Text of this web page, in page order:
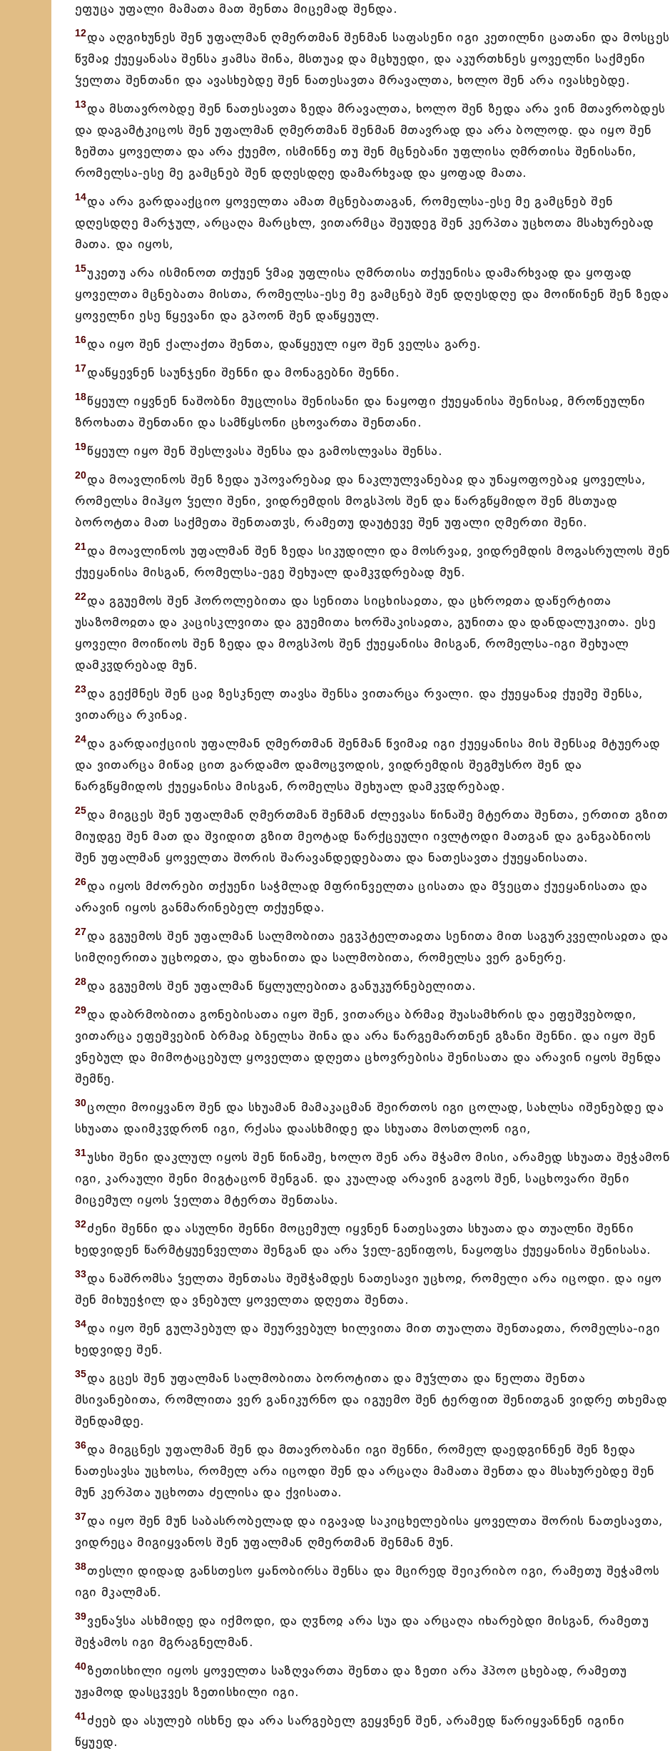
ეფუცა უფალი მამათა მათ შენთა მიცემად შენდა.
12და აღგიხუნეს შენ უფალმან ღმერთმან შენმან საფასენი იგი კეთილნი ცათანი და მოსცეს
წჳმაჲ ქუეყანასა შენსა ჟამსა შინა, მსთუაჲ და მცხუედი, და აკურთხნეს ყოველნი საქმენი
ჴელთა შენთანი და ავასხებდე შენ ნათესავთა მრავალთა, ხოლო შენ არა ივასხებდე.
13და მსთავრობდე შენ ნათესავთა ზედა მრავალთა, ხოლო შენ ზედა არა ვინ მთავრობდეს
და დაგამტკიცოს შენ უფალმან ღმერთმან შენმან მთავრად და არა ბოლოდ. და იყო შენ
ზეშთა ყოველთა და არა ქუემო, ისმინნე თუ შენ მცნებანი უფლისა ღმრთისა შენისანი,
რომელსა-ესე მე გამცნებ შენ დღესდღე დამარხვად და ყოფად მათა.
14და არა გარდააქციო ყოველთა ამათ მცნებათაგან, რომელსა-ესე მე გამცნებ შენ
დღესდღე მარჯულ, არცაღა მარცხლ, ვითარმცა შეუდეგ შენ კერპთა უცხოთა მსახურებად
მათა. და იყოს,
15უკეთუ არა ისმინოთ თქუენ ჴმაჲ უფლისა ღმრთისა თქუენისა დამარხვად და ყოფად
ყოველთა მცნებათა მისთა, რომელსა-ესე მე გამცნებ შენ დღესდღე და მოიწინენ შენ ზედა
ყოველნი ესე წყევანი და გპოონ შენ დაწყეულ.
16და იყო შენ ქალაქთა შენთა, დაწყეულ იყო შენ ველსა გარე.
17დაწყევნენ საუნჯენი შენნი და მონაგებნი შენნი.
18წყეულ იყვნენ ნაშობნი მუცლისა შენისანი და ნაყოფი ქუეყანისა შენისაჲ, მროწეულნი
ზროხათა შენთანი და სამწყსონი ცხოვართა შენთანი.
19წყეულ იყო შენ შესლვასა შენსა და გამოსლვასა შენსა.
20და მოავლინოს შენ ზედა უპოვარებაჲ და ნაკლულვანებაჲ და უნაყოფოებაჲ ყოველსა,
რომელსა მიჰყო ჴელი შენი, ვიდრემდის მოგსპოს შენ და წარგწყმიდო შენ მსთუად
ბოროტთა მათ საქმეთა შენთათჳს, რამეთუ დაუტევე შენ უფალი ღმერთი შენი.
21და მოავლინოს უფალმან შენ ზედა სიკუდილი და მოსრვაჲ, ვიდრემდის მოგასრულოს შენ
ქუეყანისა მისგან, რომელსა-ეგე შეხუალ დამკჳდრებად მუნ.
22და გგუემოს შენ ჰოროლებითა და სენითა სიცხისაჲთა, და ცხროჲთა დაწერტითა
უსაზომოჲთა და კაცისკლვითა და გუემითა ხორშაკისაჲთა, გუნითა და დანდალუკითა. ესე
ყოველი მოიწიოს შენ ზედა და მოგსპოს შენ ქუეყანისა მისგან, რომელსა-იგი შეხუალ
დამკჳდრებად მუნ.
23და გექმნეს შენ ცაჲ ზესკნელ თავსა შენსა ვითარცა რვალი. და ქუეყანაჲ ქუეშე შენსა,
ვითარცა რკინაჲ.
24და გარდაიქციის უფალმან ღმერთმან შენმან წვიმაჲ იგი ქუეყანისა მის შენსაჲ მტუერად
და ვითარცა მიწაჲ ცით გარდამო დამოცჳოდის, ვიდრემდის შეგმუსრო შენ და
წარგწყმიდოს ქუეყანისა მისგან, რომელსა შეხუალ დამკჳდრებად.
25და მიგცეს შენ უფალმან ღმერთმან შენმან ძლევასა წინაშე მტერთა შენთა, ერთით გზით
მიუდგე შენ მათ და შვიდით გზით მეოტად წარქცეული ივლტოდი მათგან და განგაბნიოს
შენ უფალმან ყოველთა შორის შარავანდედებათა და ნათესავთა ქუეყანისათა.
26და იყოს მძორები თქუენი საჭმლად მფრინველთა ცისათა და მჴეცთა ქუეყანისათა და
არავინ იყოს განმარინებელ თქუენდა.
27და გგუემოს შენ უფალმან სალმობითა ეგჳპტელთაჲთა სენითა მით საგურკველისაჲთა და
სიმღიერითა უცხოჲთა, და ფხანითა და სალმობითა, რომელსა ვერ განერე.
28და გგუემოს შენ უფალმან წყლულებითა განუკურნებელითა.
29და დაბრმობითა გონებისათა იყო შენ, ვითარცა ბრმაჲ შუასამხრის და ეფეშვებოდი,
ვითარცა ეფეშვებინ ბრმაჲ ბნელსა შინა და არა წარგემართნენ გზანი შენნი. და იყო შენ
ვნებულ და მიმოტაცებულ ყოველთა დღეთა ცხოვრებისა შენისათა და არავინ იყოს შენდა
შემწე.
30ცოლი მოიყვანო შენ და სხუამან მამაკაცმან შეირთოს იგი ცოლად, სახლსა იშენებდე და
სხუათა დაიმკჳდრონ იგი, რქასა დაასხმიდე და სხუათა მოსთლონ იგი,
31უსხი შენი დაკლულ იყოს შენ წინაშე, ხოლო შენ არა შჭამო მისი, არამედ სხუათა შეჭამონ
იგი, კარაული შენი მიგტაცონ შენგან. და კუალად არავინ გაგოს შენ, საცხოვარი შენი
მიცემულ იყოს ჴელთა მტერთა შენთასა.
32ძენი შენნი და ასულნი შენნი მოცემულ იყვნენ ნათესავთა სხუათა და თუალნი შენნი
ხედვიდენ წარმტყუენველთა შენგან და არა ჴელ-გეწიფოს, ნაყოფსა ქუეყანისა შენისასა.
33და ნაშრომსა ჴელთა შენთასა შეშჭამდეს ნათესავი უცხოჲ, რომელი არა იცოდი. და იყო
შენ მიხუეჭილ და ვნებულ ყოველთა დღეთა შენთა.
34და იყო შენ გულპებულ და შეურვებულ ხილვითა მით თუალთა შენთაჲთა, რომელსა-იგი
ხედვიდე შენ.
35და გცეს შენ უფალმან სალმობითა ბოროტითა და მუჴლთა და წელთა შენთა
მსივანებითა, რომლითა ვერ განიკურნო და იგუემო შენ ტერფით შენითგან ვიდრე თხემად
შენდამდე.
36და მიგცნეს უფალმან შენ და მთავრობანი იგი შენნი, რომელ დაედგინნენ შენ ზედა
ნათესავსა უცხოსა, რომელ არა იცოდი შენ და არცაღა მამათა შენთა და მსახურებდე შენ
მუნ კერპთა უცხოთა ძელისა და ქვისათა.
37და იყო შენ მუნ საბასრობელად და იგავად საკიცხელებისა ყოველთა შორის ნათესავთა,
ვიდრეცა მიგიყვანოს შენ უფალმან ღმერთმან შენმან მუნ.
38თესლი დიდად განსთესო ყანობირსა შენსა და მცირედ შეიკრიბო იგი, რამეთუ შეჭამოს
იგი მკალმან.
39ვენაჴსა ასხმიდე და იქმოდი, და ღჳნოჲ არა სუა და არცაღა იხარებდი მისგან, რამეთუ
შეჭამოს იგი მგრაგნელმან.
40ზეთისხილი იყოს ყოველთა საზღვართა შენთა და ზეთი არა ჰპოო ცხებად, რამეთუ
უჟამოდ დასცჳვეს ზეთისხილი იგი.
41ძეებ და ასულებ ისხნე და არა სარგებელ გეყვნენ შენ, არამედ წარიყვანნენ იგინი
წყუედ.